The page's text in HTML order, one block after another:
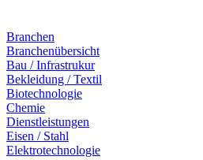
Branchen
Branchenübersicht
Bau / Infrastrukur
Bekleidung / Textil
Biotechnologie
Chemie
Dienstleistungen
Eisen / Stahl
Elektrotechnologie